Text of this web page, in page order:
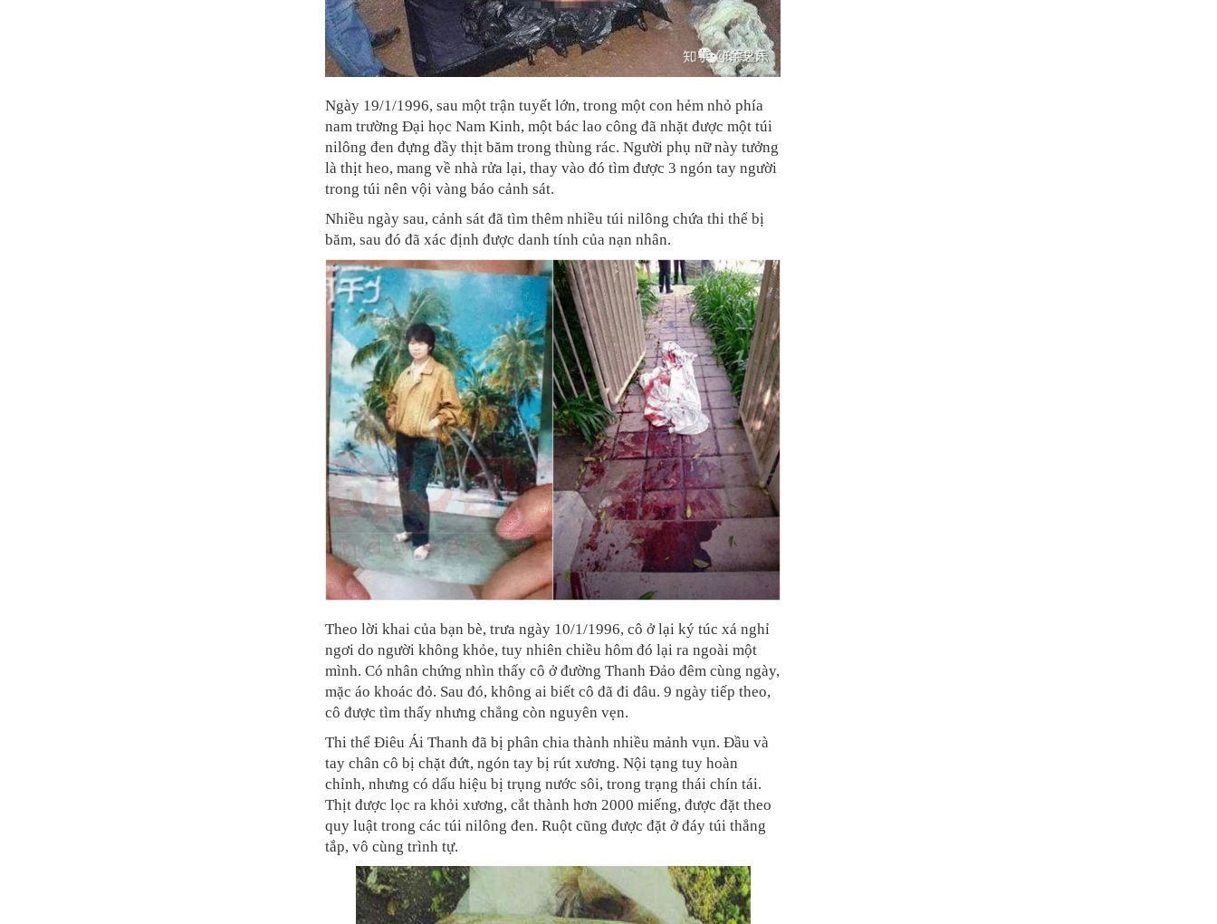
Ngày 19/1/1996, sau một trận tuyết lớn, trong một con hẻm nhỏ phía
nam trường Đại học Nam Kinh, một bác lao công đã nhặt được một túi
nilông đen đựng đầy thịt băm trong thùng rác. Người phụ nữ này tưởng
là thịt heo, mang về nhà rửa lại, thay vào đó tìm được 3 ngón tay người
trong túi nên vội vàng báo cảnh sát.
Nhiều ngày sau, cảnh sát đã tìm thêm nhiều túi nilông chứa thi thể bị
băm, sau đó đã xác định được danh tính của nạn nhân.
Theo lời khai của bạn bè, trưa ngày 10/1/1996, cô ở lại ký túc xá nghỉ
ngơi do người không khỏe, tuy nhiên chiều hôm đó lại ra ngoài một
mình. Có nhân chứng nhìn thấy cô ở đường Thanh Đảo đêm cùng ngày,
mặc áo khoác đỏ. Sau đó, không ai biết cô đã đi đâu. 9 ngày tiếp theo,
cô được tìm thấy nhưng chẳng còn nguyên vẹn.
Thi thể Điêu Ái Thanh đã bị phân chia thành nhiều mảnh vụn. Đầu và
tay chân cô bị chặt đứt, ngón tay bị rút xương. Nội tạng tuy hoàn
chỉnh, nhưng có dấu hiệu bị trụng nước sôi, trong trạng thái chín tái.
Thịt được lọc ra khỏi xương, cắt thành hơn 2000 miếng, được đặt theo
quy luật trong các túi nilông đen. Ruột cũng được đặt ở đáy túi thẳng
tắp, vô cùng trình tự.